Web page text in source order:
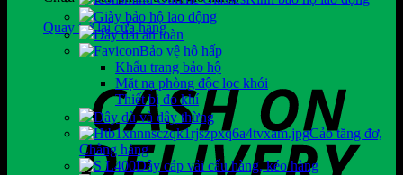
Quay trở lại cửa hàng
Giày bảo hộ lao động
Dây đai an toàn
Bảo vệ hô hấp
Khẩu trang bảo hộ
Mặt nạ phòng độc lọc khói
Thiết bị đo khí
Dây dù và dây thừng
Cảo tăng đơ,
Chằng hàng
Dây cáp vải cẩu hàng, kéo hàng